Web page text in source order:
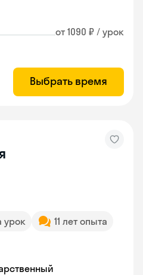
от 1090 ₽ / урок
Выбрать время
урок
11 лет опыта